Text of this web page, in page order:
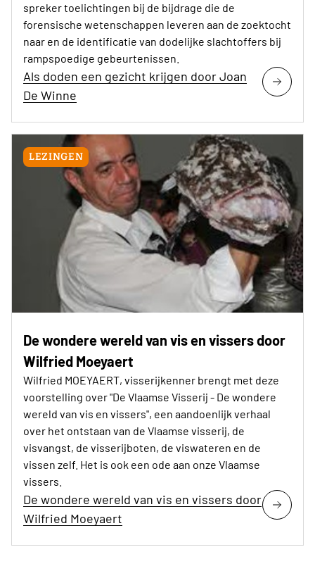
spreker toelichtingen bij de bijdrage die de
forensische wetenschappen leveren aan de zoektocht
naar en de identificatie van dodelijke slachtoffers bij
rampspoedige gebeurtenissen.
Als doden een gezicht krijgen door Joan
De Winne
LEZINGEN
De wondere wereld van vis en vissers door
Wilfried Moeyaert
Wilfried MOEYAERT, visserijkenner brengt met deze
voorstelling over "De Vlaamse Visserij - De wondere
wereld van vis en vissers", een aandoenlijk verhaal
over het ontstaan van de Vlaamse visserij, de
visvangst, de visserijboten, de viswateren en de
vissen zelf. Het is ook een ode aan onze Vlaamse
vissers.
De wondere wereld van vis en vissers door
Wilfried Moeyaert